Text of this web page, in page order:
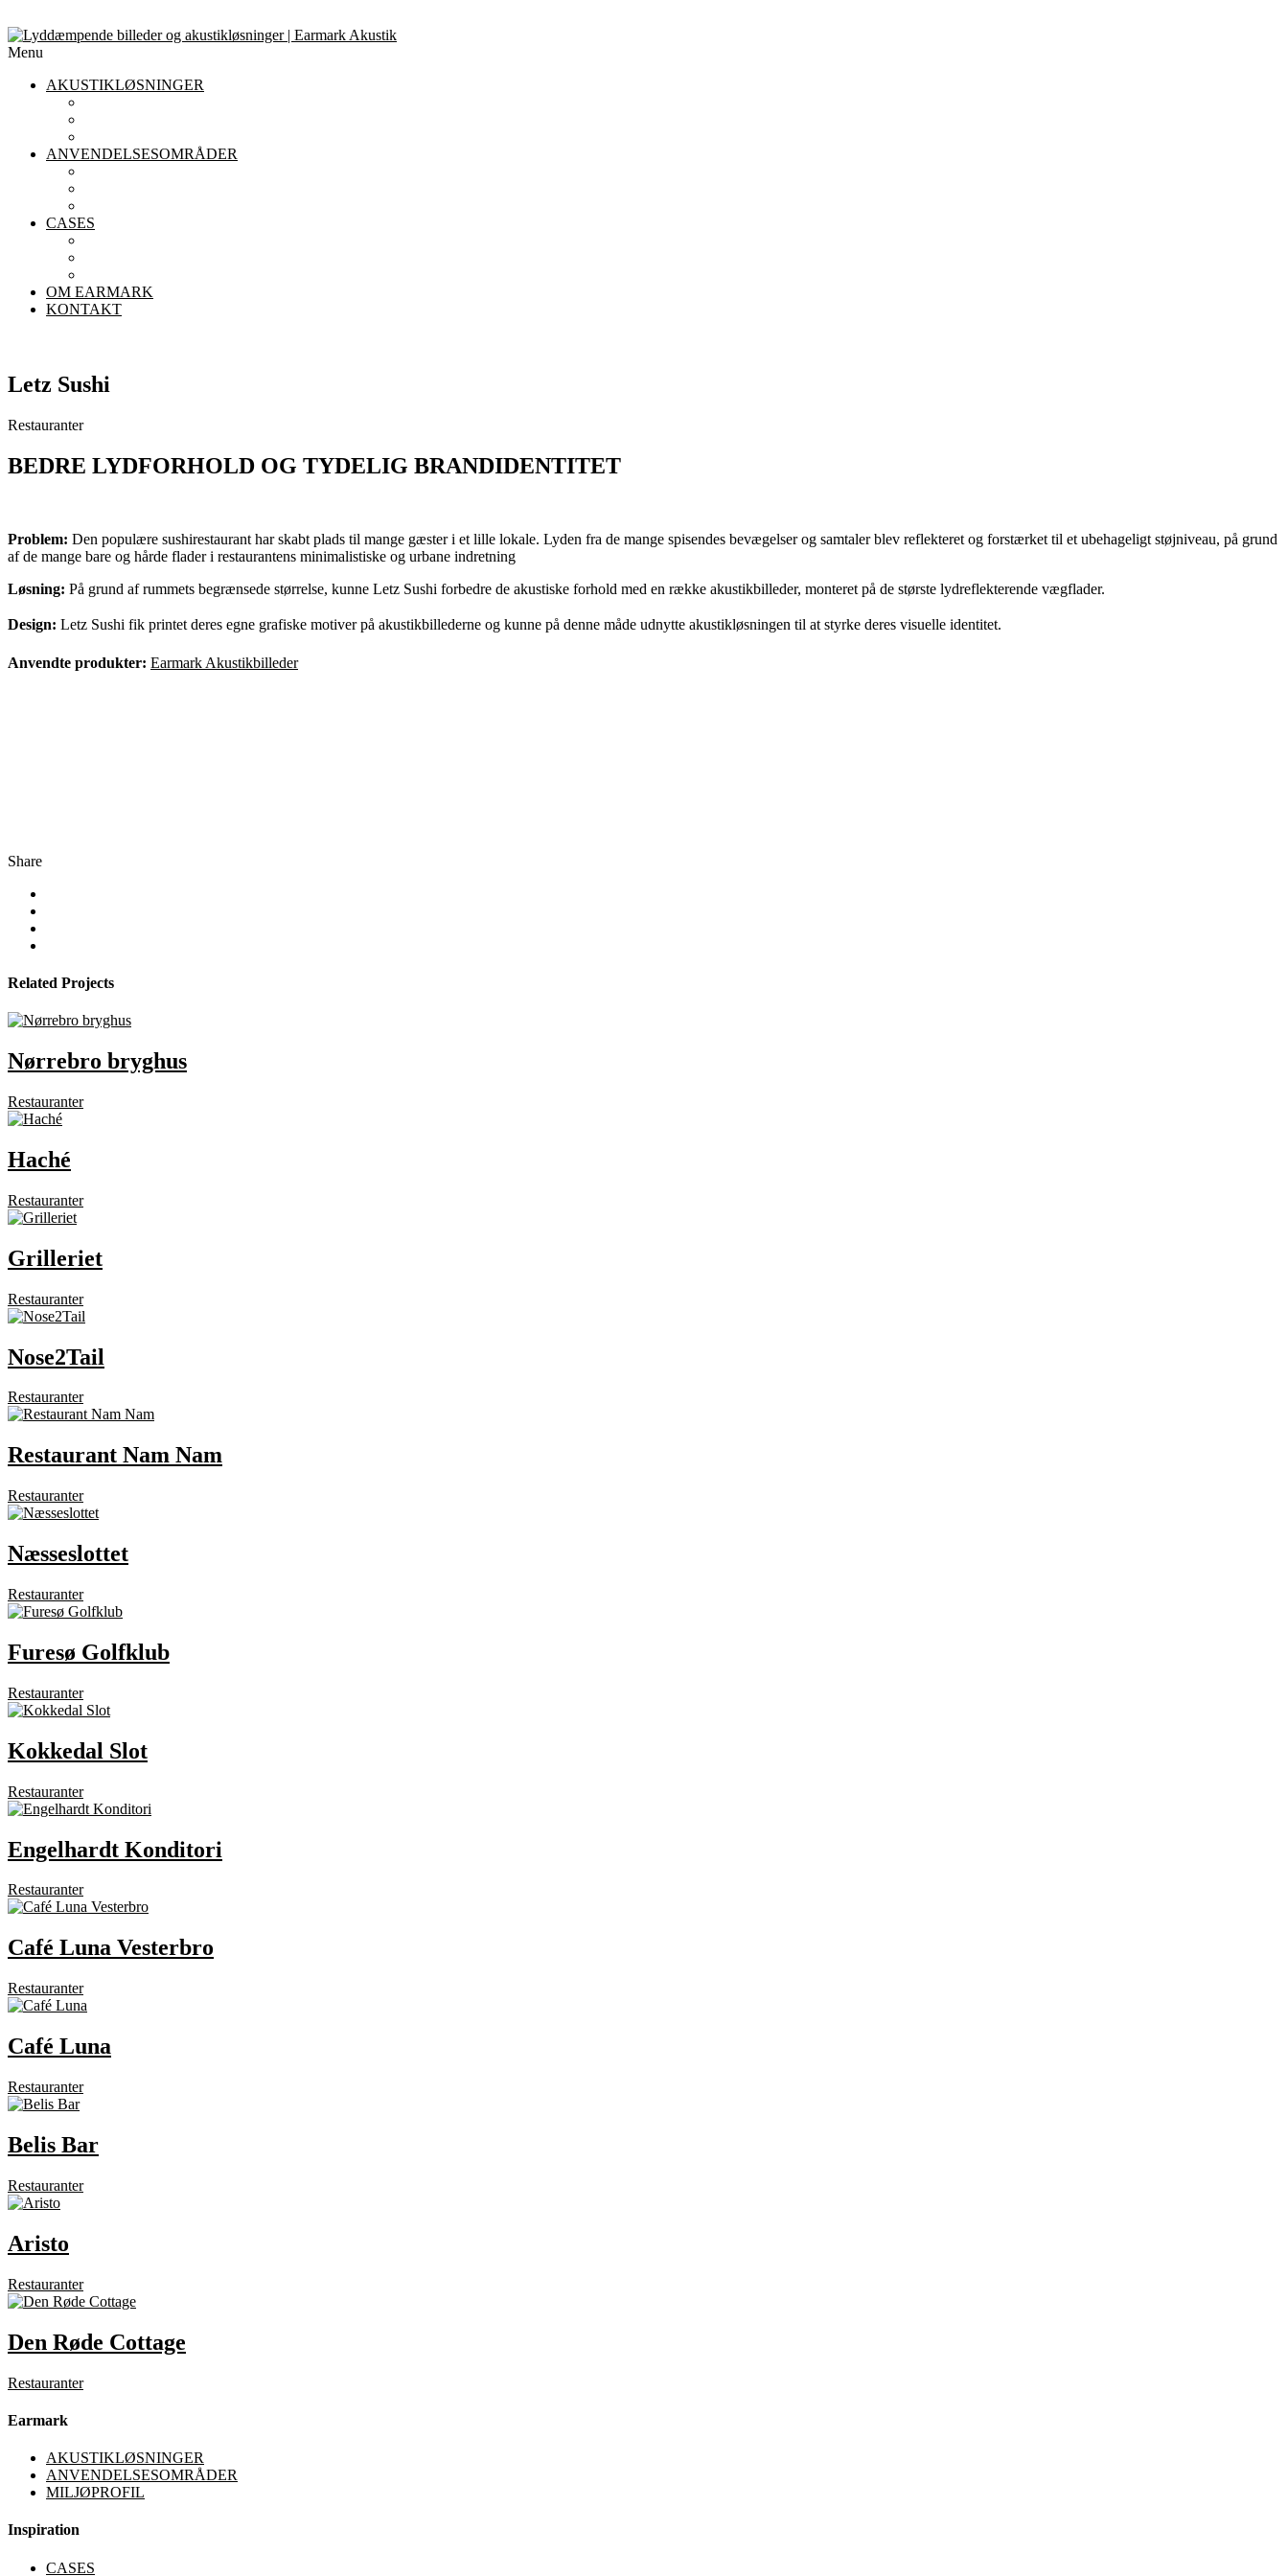
Menu
AKUSTIKLØSNINGER
ANVENDELSESOMRÅDER
CASES
OM EARMARK
KONTAKT
Letz Sushi
Restauranter
BEDRE LYDFORHOLD OG TYDELIG BRANDIDENTITET
Problem: Den populære sushirestaurant har skabt plads til mange gæster i et lille lokale. Lyden fra de mange spisendes bevægelser og samtaler blev reflekteret og forstærket til et ubehageligt støjniveau, på grund
af de mange bare og hårde flader i restaurantens minimalistiske og urbane indretning
Løsning: På grund af rummets begrænsede størrelse, kunne Letz Sushi forbedre de akustiske forhold med en række akustikbilleder, monteret på de største lydreflekterende vægflader.
Design: Letz Sushi fik printet deres egne grafiske motiver på akustikbillederne og kunne på denne måde udnytte akustikløsningen til at styrke deres visuelle identitet.
Anvendte produkter: Earmark Akustikbilleder
Share
Related Projects
Nørrebro bryghus
Restauranter
Haché
Restauranter
Grilleriet
Restauranter
Nose2Tail
Restauranter
Restaurant Nam Nam
Restauranter
Næsseslottet
Restauranter
Furesø Golfklub
Restauranter
Kokkedal Slot
Restauranter
Engelhardt Konditori
Restauranter
Café Luna Vesterbro
Restauranter
Café Luna
Restauranter
Belis Bar
Restauranter
Aristo
Restauranter
Den Røde Cottage
Restauranter
Earmark
AKUSTIKLØSNINGER
ANVENDELSESOMRÅDER
MILJØPROFIL
Inspiration
CASES